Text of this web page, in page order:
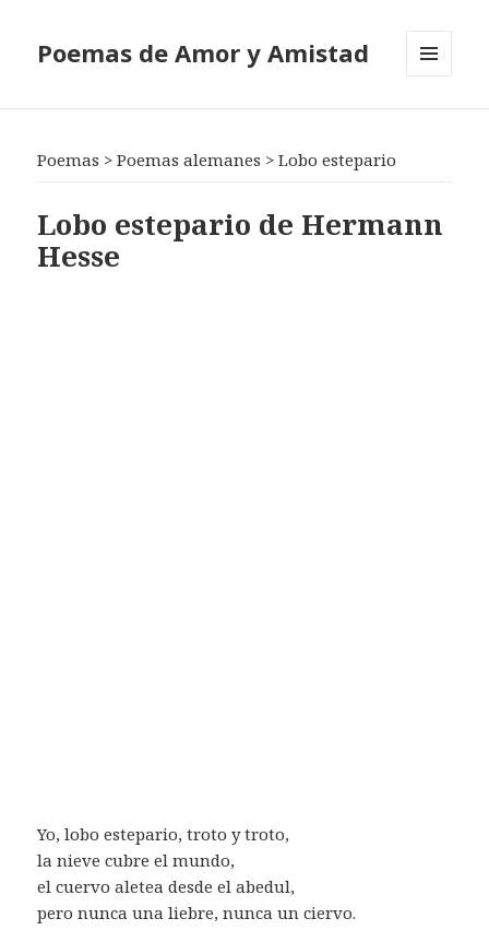
Poemas de Amor y Amistad
Poemas >Poemas alemanes >Lobo estepario
Lobo estepario de Hermann
Hesse
Yo, lobo estepario, troto y troto,
la nieve cubre el mundo,
el cuervo aletea desde el abedul,
pero nunca una liebre, nunca un ciervo.